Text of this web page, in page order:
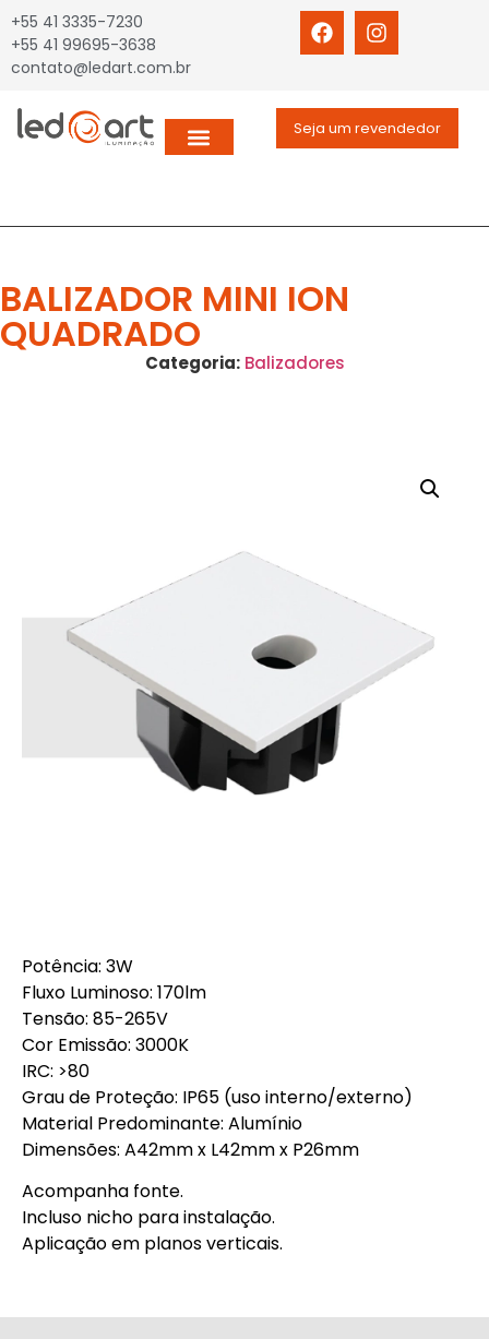
+55 41 3335-7230
+55 41 99695-3638
contato@ledart.com.br
Seja um revendedor
BALIZADOR MINI ION
QUADRADO
Categoria: Balizadores
Potência: 3W
Fluxo Luminoso: 170lm
Tensão: 85-265V
Cor Emissão: 3000K
IRC: >80
Grau de Proteção: IP65 (uso interno/externo)
Material Predominante: Alumínio
Dimensões: A42mm x L42mm x P26mm
Acompanha fonte.
Incluso nicho para instalação.
Aplicação em planos verticais.